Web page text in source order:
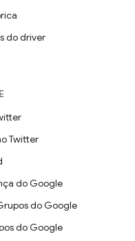
do driver
Twitter
do Google
do Google
do Google